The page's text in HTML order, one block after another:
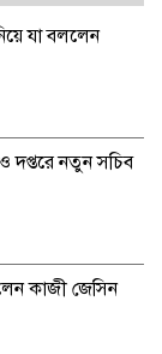
যা বললেন
দপ্তরে নতুন সচিব
কাজী জেসিন